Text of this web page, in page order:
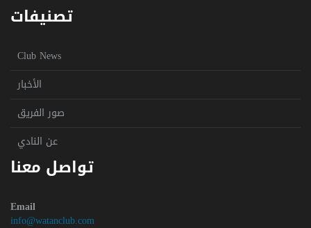
تصنيفات
Club News
الأخبار
صور الفريق
عن النادي
تواصل معنا
Email
info@watanclub.com